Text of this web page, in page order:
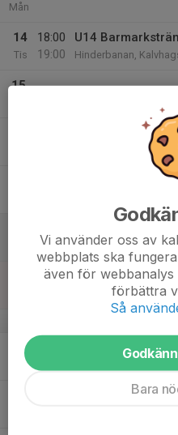
Mån
14
Tis
18:00
19:00
U14
Hinderbanan,
15
U14
Hinderbanan,
20
Mån
U14
Vi använder oss av
webbplats ska
även för webbanalys
förbättra
Så
Bara